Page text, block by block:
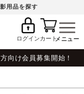
用品を探す
ログインカート
向け会員募集開始！